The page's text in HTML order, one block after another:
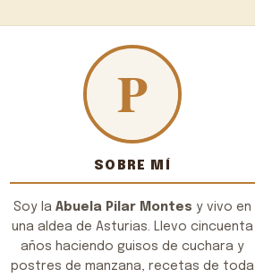
SOBRE MÍ
Soy la Abuela Pilar Montes y vivo en
una aldea de Asturias. Llevo cincuenta
años haciendo guisos de cuchara y
postres de manzana, recetas de toda